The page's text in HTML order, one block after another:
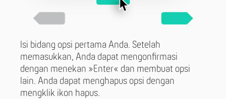
Isi bidang opsi pertama Anda. Setelah
memasukkan, Anda dapat mengonfirmasi
dengan menekan »Enter« dan membuat opsi
lain. Anda dapat menghapus opsi dengan
mengklik ikon hapus.